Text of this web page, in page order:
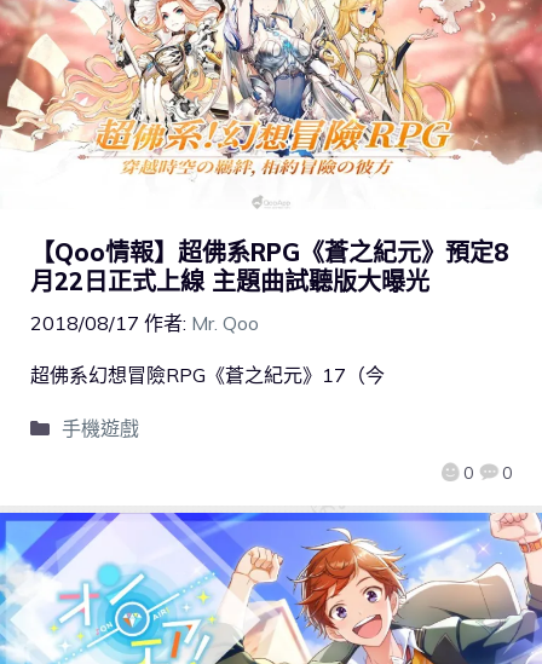
【Qoo情報】超佛系RPG《蒼之紀元》預定8
月22日正式上線 主題曲試聽版大曝光
2018/08/17 作者: Mr. Qoo
0 0
超佛系幻想冒險RPG《蒼之紀元》17（今
手機遊戲